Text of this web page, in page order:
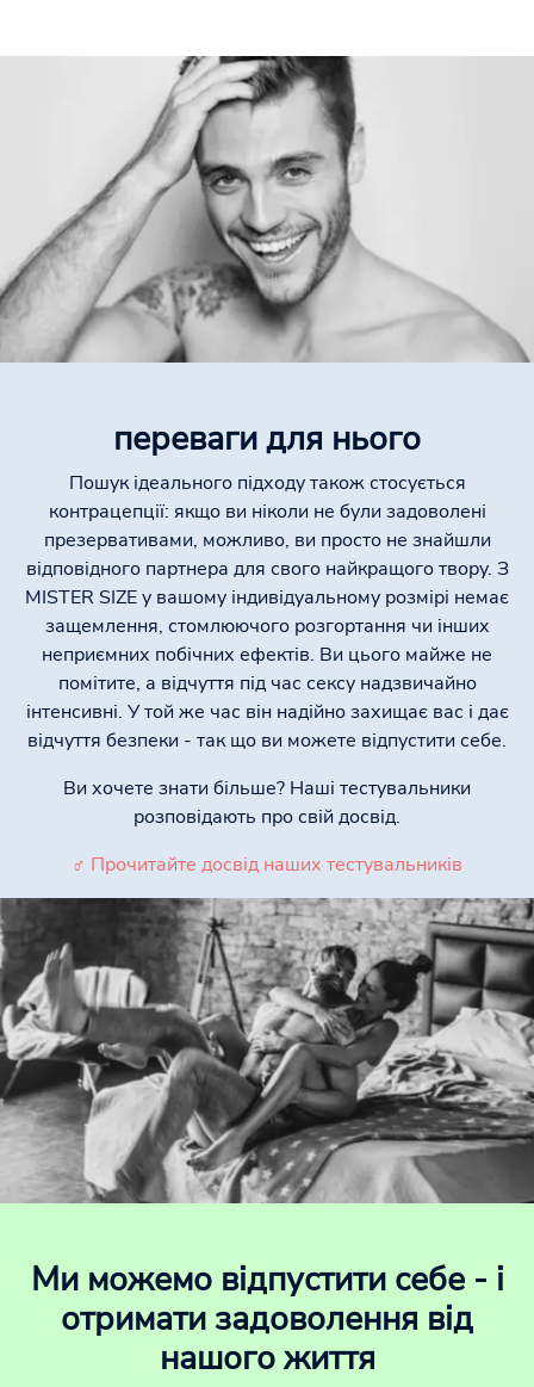
переваги для нього
Пошук ідеального підходу також стосується
контрацепції: якщо ви ніколи не були задоволені
презервативами, можливо, ви просто не знайшли
відповідного партнера для свого найкращого твору. З
MISTER SIZE у вашому індивідуальному розмірі немає
защемлення, стомлюючого розгортання чи інших
неприємних побічних ефектів. Ви цього майже не
помітите, а відчуття під час сексу надзвичайно
інтенсивні. У той же час він надійно захищає вас і дає
відчуття безпеки - так що ви можете відпустити себе.
Ви хочете знати більше? Наші тестувальники
розповідають про свій досвід.
♂ Прочитайте досвід наших тестувальників
Ми можемо відпустити себе - і
отримати задоволення від
нашого життя